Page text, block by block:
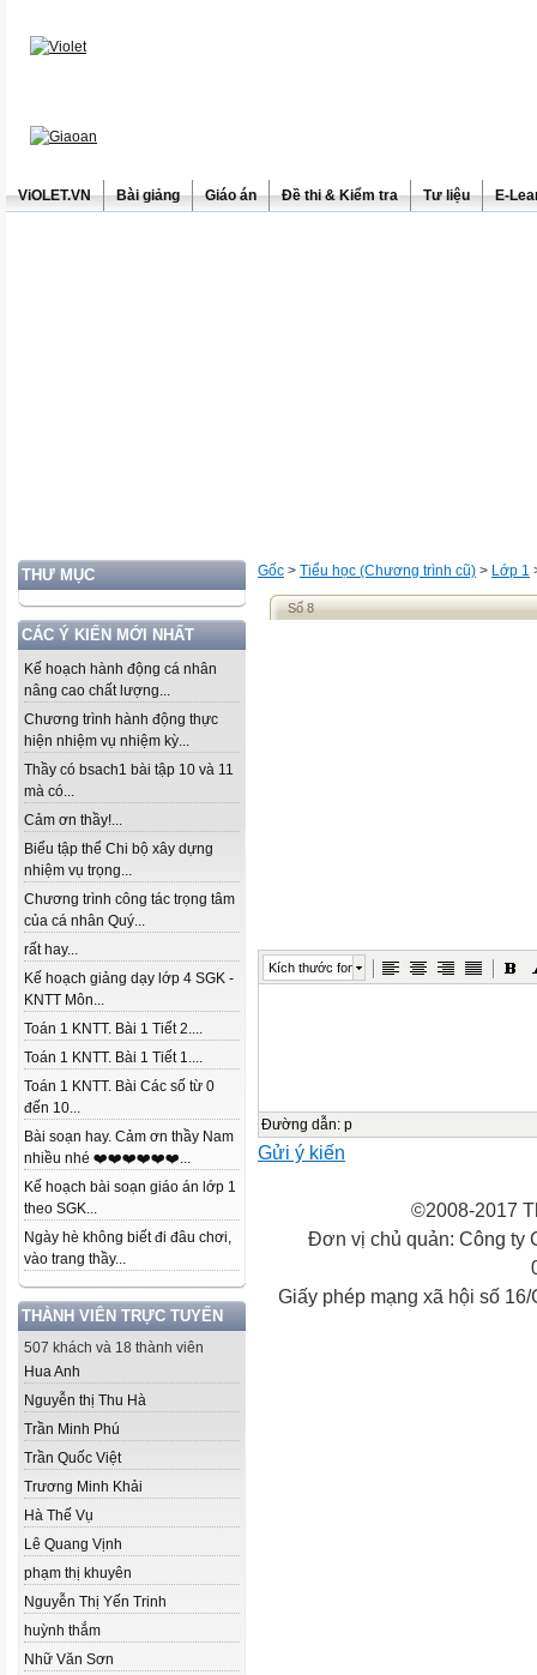
ViOLET.VN Bài giảng Giáo án Đề thi & Kiểm tra Tư liệu E-
THƯ MỤC
CÁC Ý KIẾN MỚI NHẤT
Kế hoạch hành động cá nhân
nâng cao chất lượng...
Chương trình hành động thực
hiện nhiệm vụ nhiệm kỳ...
Thầy có bsach1 bài tập 10 và 11
mà có...
Cảm ơn thầy!...
Biểu tập thể Chi bộ xây dựng
nhiệm vụ trọng...
Chương trình công tác trọng tâm
của cá nhân Quý...
rất hay...
Kế hoạch giảng dạy lớp 4 SGK -
KNTT Môn...
Toán 1 KNTT. Bài 1 Tiết 2....
Toán 1 KNTT. Bài 1 Tiết 1....
Toán 1 KNTT. Bài Các số từ 0
đến 10...
Bài soạn hay. Cảm ơn thầy Nam
nhiều nhé ❤️❤️❤️❤️❤️❤️...
Kế hoạch bài soạn giáo án lớp 1
theo SGK...
Ngày hè không biết đi đâu chơi,
vào trang thầy...
THÀNH VIÊN TRỰC TUYẾN
507 khách và 18 thành viên
Hua Anh
Nguyễn thị Thu Hà
Trần Minh Phú
Trần Quốc Việt
Trương Minh Khải
Hà Thế Vụ
Lê Quang Vịnh
phạm thị khuyên
Nguyễn Thị Yến Trinh
huỳnh thắm
Nhữ Văn Sơn
Gốc > Tiểu học (Chương trình cũ) > Lớp 1
Số 8
Kích thước font
Đường dẫn: p
Gửi ý kiến
©2008-2017
Đơn vị chủ quản: Công ty
Giấy phép mạng xã hội số